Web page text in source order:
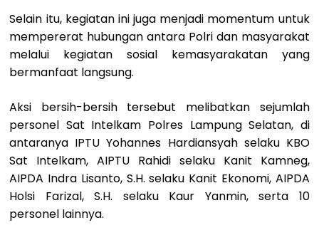
Selain itu, kegiatan ini juga menjadi momentum untuk
mempererat hubungan antara Polri dan masyarakat
melalui kegiatan sosial kemasyarakatan yang
bermanfaat langsung.
Aksi bersih-bersih tersebut melibatkan sejumlah
personel Sat Intelkam Polres Lampung Selatan, di
antaranya IPTU Yohannes Hardiansyah selaku KBO
Sat Intelkam, AIPTU Rahidi selaku Kanit Kamneg,
AIPDA Indra Lisanto, S.H. selaku Kanit Ekonomi, AIPDA
Holsi Farizal, S.H. selaku Kaur Yanmin, serta 10
personel lainnya.